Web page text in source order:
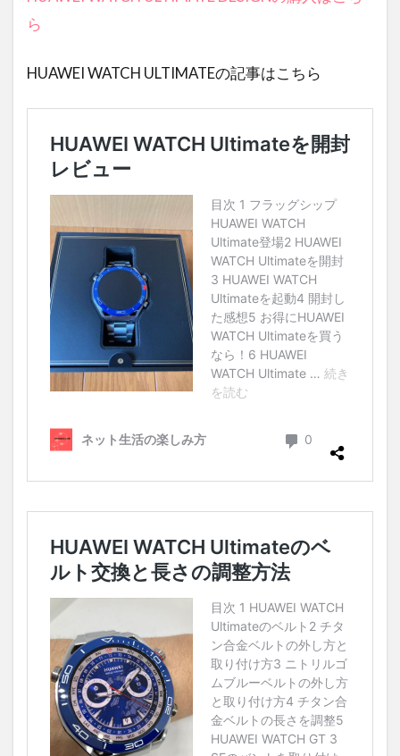
ら
HUAWEI WATCH ULTIMATEの記事はこちら